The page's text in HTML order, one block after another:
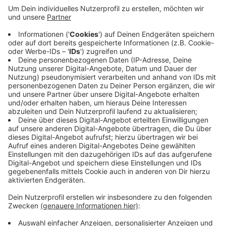
Akzenta-Märkten Vohwinkel, Steinbeck und
Barmen, am Edeka in Varresbeck und beim Rewe
am Küllenhahn - jeweils von 10 bis 14 Uhr.
Veröffentlicht:Samstag, 10.05.2025 11:59
Anzeige
Anzeige
Anzeige